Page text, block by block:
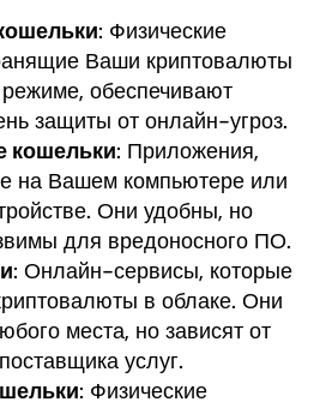
: Физические
Ваши криптовалюты
обеспечивают
защиты от онлайн-угроз.
кошельки: Приложения,
на Вашем компьютере или
Они удобны, но
для вредоносного ПО.
: Онлайн-сервисы, которые
в облаке. Они
места, но зависят от
услуг.
: Физические